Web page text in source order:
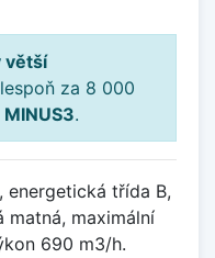
větší
za 8 000
MINUS3.
energetická třída B,
matná, maximální
690 m3/h.